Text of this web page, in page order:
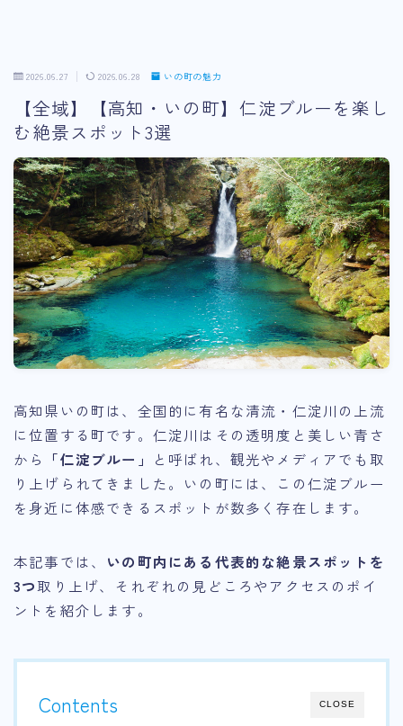
2026.06.27 2026.06.28 いの町の魅力
【全域】【高知・いの町】仁淀ブルーを楽し
む絶景スポット3選
高知県いの町は、全国的に有名な清流・仁淀川の上流
に位置する町です。仁淀川はその透明度と美しい青さ
から
「仁淀ブルー」
と呼ばれ、観光やメディアでも取
り上げられてきました。いの町には、この仁淀ブルー
を身近に体感できるスポットが数多く存在します。
本記事では、 いの町内にある代表的な絶景スポットを
3つ取り上げ、それぞれの見どころやアクセスのポイ
ントを紹介します。
CLOSE
Contents